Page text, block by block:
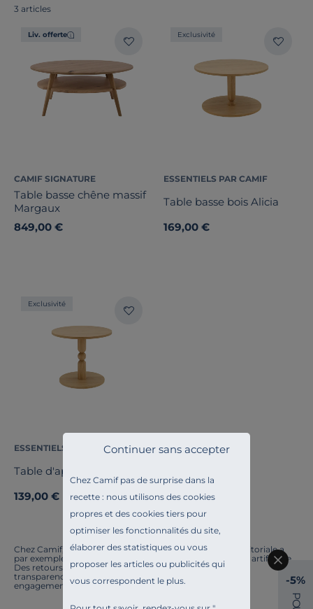
Chez Camif pas de surprise dans la
recette : nous utilisons des cookies
propres et des cookies tiers pour
optimiser les fonctionnalités du site,
élaborer des statistiques ou vous
proposer les articles ou publicités qui
vous correspondent le plus.
Continuer sans accepter
3 articles
Liv. offerte
CAMIF SIGNATURE
Table basse chêne massif
Margaux
849,00 €
Exclusivité
ESSENTIELS PAR CAMIF
Table basse bois Alicia
169,00 €
Exclusivité
ESSENTIELS PAR CAMIF
Table d'appoint bois Alicia
139,00 €
Chez Camif, on innove en permanence. Notre équipe éditoriale a
par exemple généré cette page à l'aide d'une intelligence artificielle.
Des retours ? Nous sommes à l'écoute. Tout comme la
transparence, l'amélioration continue fait partie de nos
engagements.
Fonctionnalité(s)
Profondeur
Marque
Pays de fabrication
-5%
P
O